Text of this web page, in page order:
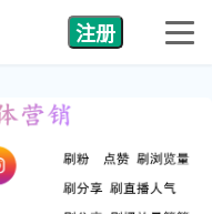
注册